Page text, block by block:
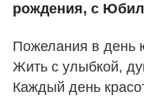
рождения, с
Пожелания в день
Жить с улыбкой,
Каждый день